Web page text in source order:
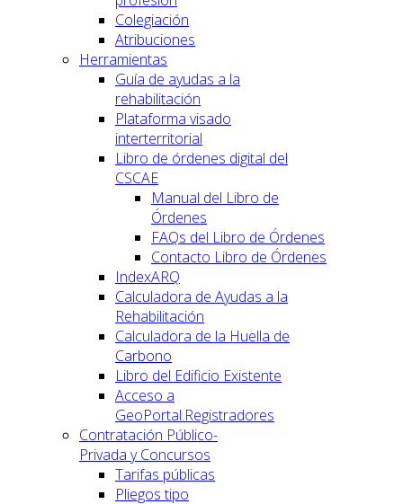
Colegiación
Atribuciones
Herramientas
Guía de ayudas a la
rehabilitación
Plataforma visado
interterritorial
Libro de órdenes digital del
CSCAE
Manual del Libro de
Órdenes
FAQs del Libro de Órdenes
Contacto Libro de Órdenes
IndexARQ
Calculadora de Ayudas a la
Rehabilitación
Calculadora de la Huella de
Carbono
Libro del Edificio Existente
Acceso a
GeoPortal.Registradores
Contratación Público-
Privada y Concursos
Tarifas públicas
Pliegos tipo